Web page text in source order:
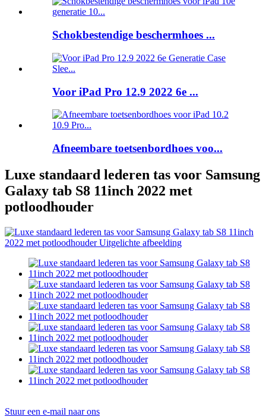
Schokbestendige beschermhoes ...
Voor iPad Pro 12.9 2022 6e ...
Afneembare toetsenbordhoes voo...
Luxe standaard lederen tas voor Samsung
Galaxy tab S8 11inch 2022 met
potloodhouder
Stuur een e-mail naar ons